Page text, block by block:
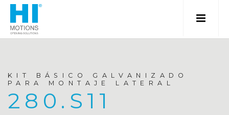
KIT BÁSICO GALVANIZADO
PARA MONTAJE LATERAL
280.S11